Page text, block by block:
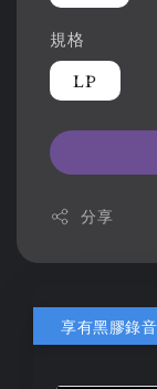
規格
LP
分享